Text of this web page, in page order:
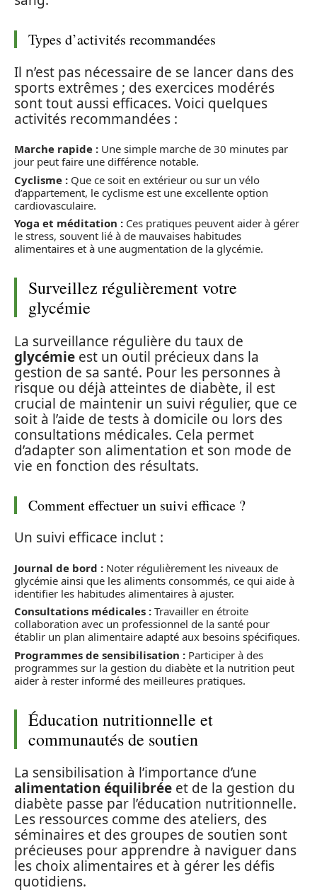
Types d’activités recommandées
Il n’est pas nécessaire de se lancer dans des
sports extrêmes ; des exercices modérés
sont tout aussi efficaces. Voici quelques
activités recommandées :
Marche rapide : Une simple marche de 30 minutes par
jour peut faire une différence notable.
Cyclisme : Que ce soit en extérieur ou sur un vélo
d’appartement, le cyclisme est une excellente option
cardiovasculaire.
Yoga et méditation : Ces pratiques peuvent aider à gérer
le stress, souvent lié à de mauvaises habitudes
alimentaires et à une augmentation de la glycémie.
Surveillez régulièrement votre
glycémie
La surveillance régulière du taux de
glycémie est un outil précieux dans la
gestion de sa santé. Pour les personnes à
risque ou déjà atteintes de diabète, il est
crucial de maintenir un suivi régulier, que ce
soit à l’aide de tests à domicile ou lors des
consultations médicales. Cela permet
d’adapter son alimentation et son mode de
vie en fonction des résultats.
Comment effectuer un suivi efficace ?
Un suivi efficace inclut :
Journal de bord : Noter régulièrement les niveaux de
glycémie ainsi que les aliments consommés, ce qui aide à
identifier les habitudes alimentaires à ajuster.
Consultations médicales : Travailler en étroite
collaboration avec un professionnel de la santé pour
établir un plan alimentaire adapté aux besoins spécifiques.
Programmes de sensibilisation : Participer à des
programmes sur la gestion du diabète et la nutrition peut
aider à rester informé des meilleures pratiques.
Éducation nutritionnelle et
communautés de soutien
La sensibilisation à l’importance d’une
alimentation équilibrée et de la gestion du
diabète passe par l’éducation nutritionnelle.
Les ressources comme des ateliers, des
séminaires et des groupes de soutien sont
précieuses pour apprendre à naviguer dans
les choix alimentaires et à gérer les défis
quotidiens.